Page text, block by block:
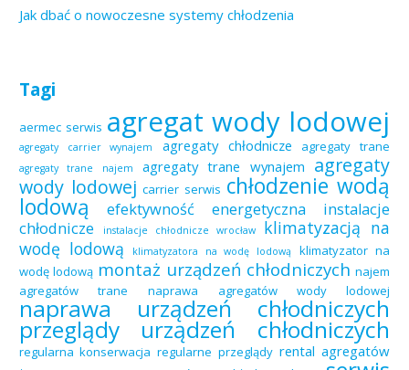
Jak dbać o nowoczesne systemy chłodzenia
Tagi
aermec serwis agregat wody lodowej
agregaty carrier wynajem agregaty chłodnicze agregaty trane
agregaty trane najem agregaty trane wynajem agregaty
wody lodowej carrier serwis chłodzenie wodą
lodową efektywność energetyczna
instalacje
chłodnicze
instalacje chłodnicze wrocław
klimatyzacją na
wodę lodową
klimatyzatora na wodę lodową
klimatyzator na
wodę lodową montaż urządzeń chłodniczych najem
agregatów trane
naprawa agregatów wody lodowej
naprawa urządzeń chłodniczych
przeglądy urządzeń chłodniczych
regularna konserwacja regularne przeglądy rental agregatów